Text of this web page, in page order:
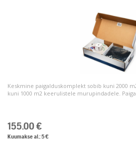
Keskmine paigalduskomplekt sobib kuni 2000
kuni 1000 m2 keerulistele murupindadele.
155.00 €
Kuumakse al.: 5 €